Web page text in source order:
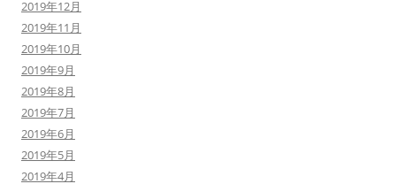
2019年12月
2019年11月
2019年10月
2019年9月
2019年8月
2019年7月
2019年6月
2019年5月
2019年4月